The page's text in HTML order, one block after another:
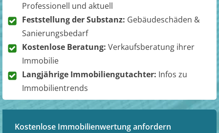
Professionell und aktuell
Feststellung der Substanz: Gebäudeschäden &
Sanierungsbedarf
Kostenlose Beratung: Verkaufsberatung ihrer
Immobilie
Langjährige Immobiliengutachter: Infos zu
Immobilientrends
Kostenlose Immobilienwertung anfordern